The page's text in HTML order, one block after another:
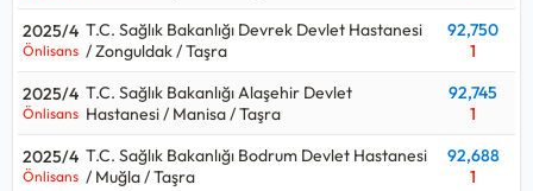
2025/4
Önlisans
T.C. Sağlık Bakanlığı Devrek Devlet Hastanesi
/ Zonguldak / Taşra
92,750
1
2025/4
Önlisans
T.C. Sağlık Bakanlığı Alaşehir Devlet
Hastanesi / Manisa / Taşra
92,745
1
2025/4
Önlisans
T.C. Sağlık Bakanlığı Bodrum Devlet Hastanesi
/ Muğla / Taşra
92,688
1